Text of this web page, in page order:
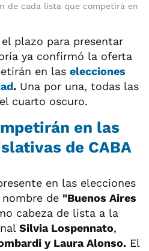
de cada lista que competirá en
plazo para presentar
ya confirmó la oferta
en las elecciones
. Una por una, todas las
cuarto oscuro.
en las
de CABA
en las elecciones
nombre de "Buenos Aires
cabeza de lista a la
Silvia Lospennato,
y Laura Alonso. El